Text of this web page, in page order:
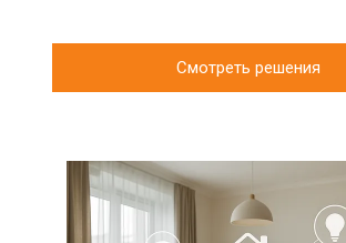
Смотреть решения